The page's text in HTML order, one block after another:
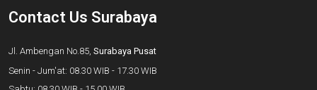
Contact Us Surabaya
Jl. Ambengan No.85, Surabaya Pusat
Senin - Jum'at: 08.30 WIB - 17.30 WIB